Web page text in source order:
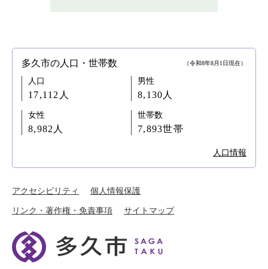
多久市の人口・世帯数 （令和8年8月1日現在）
人口
17,112人
男性
8,130人
女性
8,982人
世帯数
7,893世帯
人口情報
アクセシビリティ 個人情報保護
リンク・著作権・免責事項 サイトマップ